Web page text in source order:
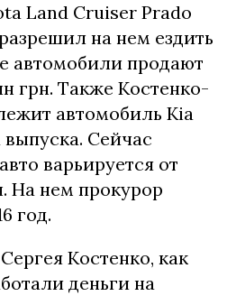
Land Cruiser Prado
на нем ездить
автомобили продают
грн. Также Костенко-
автомобиль Kia
выпуска. Сейчас
варьируется от
На нем прокурор
год.
Костенко, как
деньги на